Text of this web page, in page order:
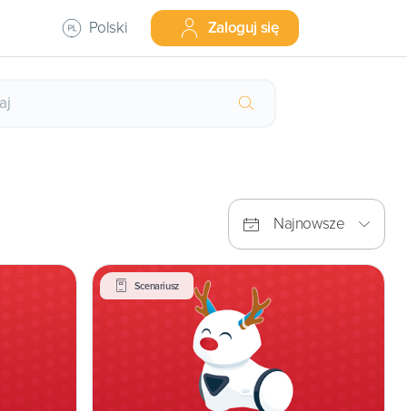
Polski Zaloguj się
Najnowsze
Scenariusz